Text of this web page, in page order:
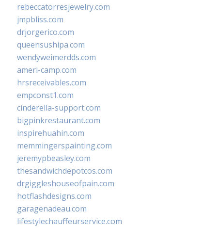
rebeccatorresjewelry.com
jmpbliss.com
drjorgerico.com
queensushipa.com
wendyweimerdds.com
ameri-camp.com
hrsreceivables.com
empconst1.com
cinderella-support.com
bigpinkrestaurant.com
inspirehuahin.com
memmingerspainting.com
jeremypbeasley.com
thesandwichdepotcos.com
drgiggleshouseofpain.com
hotflashdesigns.com
garagenadeau.com
lifestylechauffeurservice.com